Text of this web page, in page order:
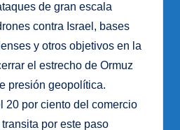
de gran escala
contra Israel, bases
y otros objetivos en la
el estrecho de Ormuz
presión geopolítica.
20 por ciento del comercio
por este paso